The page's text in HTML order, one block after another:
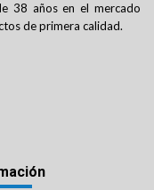
38 años en el mercado
de primera calidad.